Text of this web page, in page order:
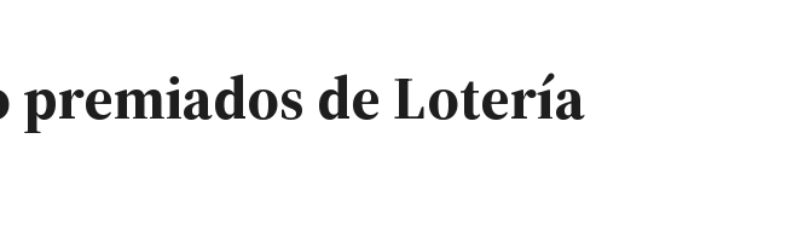
premiados de Lotería